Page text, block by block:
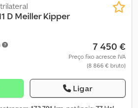
D Meiller Kipper
7 450 €
Preço fixo acresce IVA
(8 866 € bruto)
Ligar